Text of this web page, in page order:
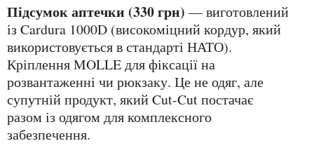
Підсумок аптечки (330 грн) — виготовлений
із Cardura 1000D (високоміцний кордур, який
використовується в стандарті НАТО).
Кріплення MOLLE для фіксації на
розвантаженні чи рюкзаку. Це не одяг, але
супутній продукт, який Cut-Cut постачає
разом із одягом для комплексного
забезпечення.